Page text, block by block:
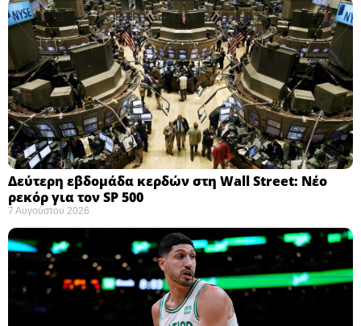
Δεύτερη εβδομάδα κερδών στη Wall Street: Νέο
ρεκόρ για τον SP 500
7 Αυγούστου 2026